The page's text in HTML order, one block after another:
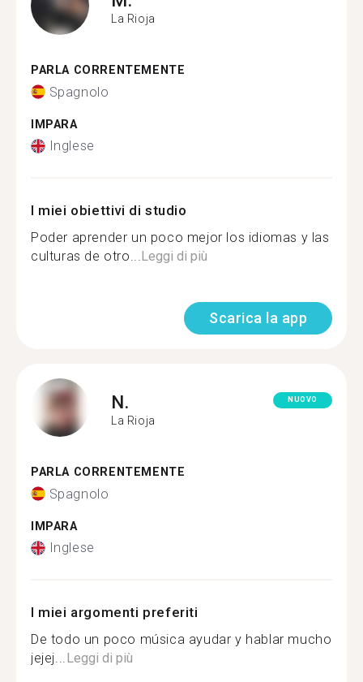
La Rioja
PARLA CORRENTEMENTE
Spagnolo
IMPARA
Inglese
I miei obiettivi di studio
Poder aprender un poco mejor los idiomas y las
culturas de otro...Leggi di più
Scarica la app
N.
La Rioja
NUOVO
PARLA CORRENTEMENTE
Spagnolo
IMPARA
Inglese
I miei argomenti preferiti
De todo un poco música ayudar y hablar mucho
jejej...Leggi di più